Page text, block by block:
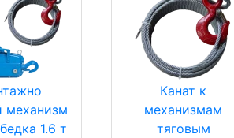
механизм
1.6 т
Канат к
механизмам
тяговым